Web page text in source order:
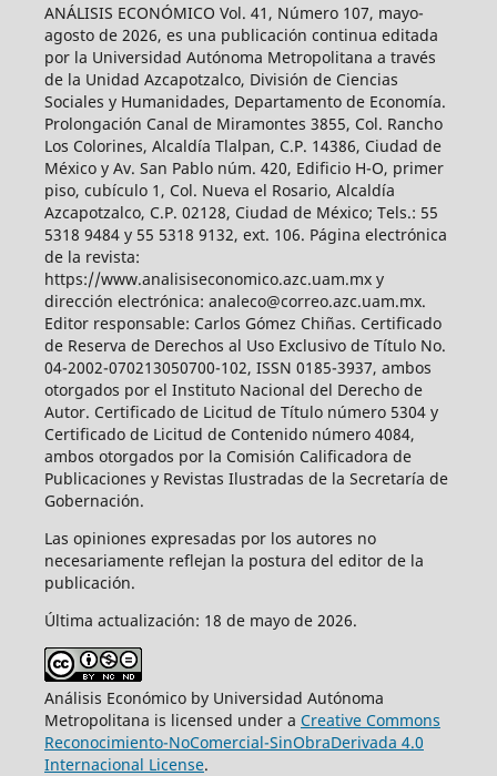
ANÁLISIS ECONÓMICO Vol. 41, Número 107, mayo-
agosto de 2026, es una publicación continua editada
por la Universidad Autónoma Metropolitana a través
de la Unidad Azcapotzalco, División de Ciencias
Sociales y Humanidades, Departamento de Economía.
Prolongación Canal de Miramontes 3855, Col. Rancho
Los Colorines, Alcaldía Tlalpan, C.P. 14386, Ciudad de
México y Av. San Pablo núm. 420, Edificio H-O, primer
piso, cubículo 1, Col. Nueva el Rosario, Alcaldía
Azcapotzalco, C.P. 02128, Ciudad de México; Tels.: 55
5318 9484 y 55 5318 9132, ext. 106. Página electrónica
de la revista:
https://www.analisiseconomico.azc.uam.mx y
dirección electrónica: analeco@correo.azc.uam.mx.
Editor responsable: Carlos Gómez Chiñas. Certificado
de Reserva de Derechos al Uso Exclusivo de Título No.
04-2002-070213050700-102, ISSN 0185-3937, ambos
otorgados por el Instituto Nacional del Derecho de
Autor. Certificado de Licitud de Título número 5304 y
Certificado de Licitud de Contenido número 4084,
ambos otorgados por la Comisión Calificadora de
Publicaciones y Revistas Ilustradas de la Secretaría de
Gobernación.
Las opiniones expresadas por los autores no
necesariamente reflejan la postura del editor de la
publicación.
Última actualización: 18 de mayo de 2026.
Análisis Económico by Universidad Autónoma
Metropolitana is licensed under a Creative Commons
Reconocimiento-NoComercial-SinObraDerivada 4.0
Internacional License.